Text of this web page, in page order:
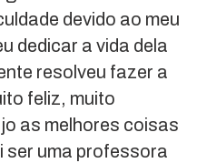
devido ao meu
dedicar a vida dela
resolveu fazer a
feliz, muito
as melhores coisas
ser uma professora